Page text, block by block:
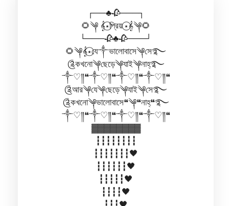
┌──♣🥀───┐
🌻༆ 𝄞⋆⃝প্রিয় ⋆⃝𝄞༆🌻
└───🥀♣🥀───┘
🌻༆𝄞⋆⃝যে༒ভালোবাসে༆সে࿐
༊কখনো༆ছেড়ে༆যাই༆নাহ্࿐
༒♡༎❝༒♡༎❝༒♡༎❝༒♡༎❝
༊আর༆যে༆ছেড়ে༆যাই༆সে࿐
༊কখনো༆ভালোবাসে❝༆❝নাহ্❝࿐
༒♡༎❝༒♡༎❝༒♡༎❝༒♡༎❝
▓▓▓▓▓▓▓▓
┇┇┇┇┇┇┇┇
┇┇┇┇┇┇┇🖤
┇┇┇┇┇┇🖤
┇┇┇┇┇🖤
┇┇┇┇🖤